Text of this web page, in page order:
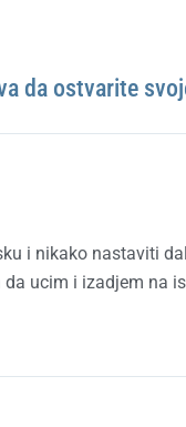
da ostvarite
i nikako nastaviti
ucim i izadjem na